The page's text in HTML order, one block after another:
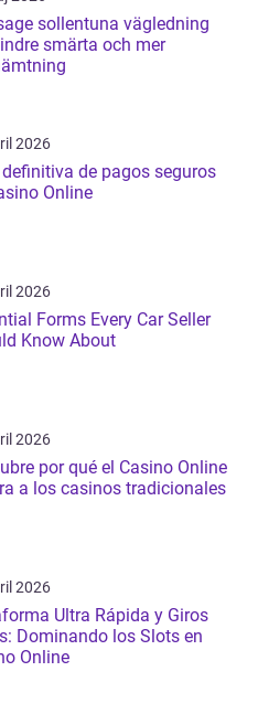
sollentuna vägledning
smärta och mer
2026
definitiva de pagos seguros
Online
2026
Forms Every Car Seller
Know About
2026
por qué el Casino Online
a los casinos tradicionales
2026
Ultra Rápida y Giros
Dominando los Slots en
Online